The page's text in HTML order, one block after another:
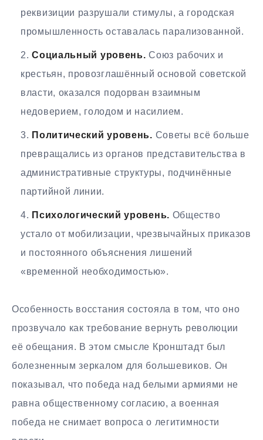
реквизиции разрушали стимулы, а городская
промышленность оставалась парализованной.
Социальный уровень. Союз рабочих и
крестьян, провозглашённый основой советской
власти, оказался подорван взаимным
недоверием, голодом и насилием.
Политический уровень. Советы всё больше
превращались из органов представительства в
административные структуры, подчинённые
партийной линии.
Психологический уровень. Общество
устало от мобилизации, чрезвычайных приказов
и постоянного объяснения лишений
«временной необходимостью».
Особенность восстания состояла в том, что оно
прозвучало как требование вернуть революции
её обещания. В этом смысле Кронштадт был
болезненным зеркалом для большевиков. Он
показывал, что победа над белыми армиями не
равна общественному согласию, а военная
победа не снимает вопроса о легитимности